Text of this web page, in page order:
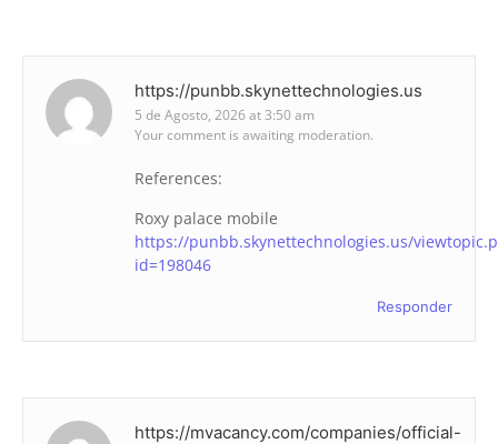
https://punbb.skynettechnologies.us
5 de Agosto, 2026 at 3:50 am
Your comment is awaiting moderation.
References:
Roxy palace mobile
https://punbb.skynettechnologies.us/
id=198046
Responder
https://mvacancy.com/companies/official-